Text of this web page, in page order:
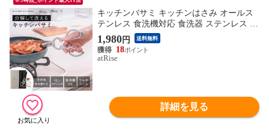
キッチンバサミ キッチンはさみ オールス
テンレス 食洗機対応 食洗器 ステンレス 料
理ばさみ 分解 洗浄 できる 衛生的 継ぎ目
なし 切れ味 アウトドア 栓抜き 缶開け オ
ープナー 肉 切れる 鶏肉 野菜 ギフト
1,980円 送料無料
18
atRise
詳細を見る